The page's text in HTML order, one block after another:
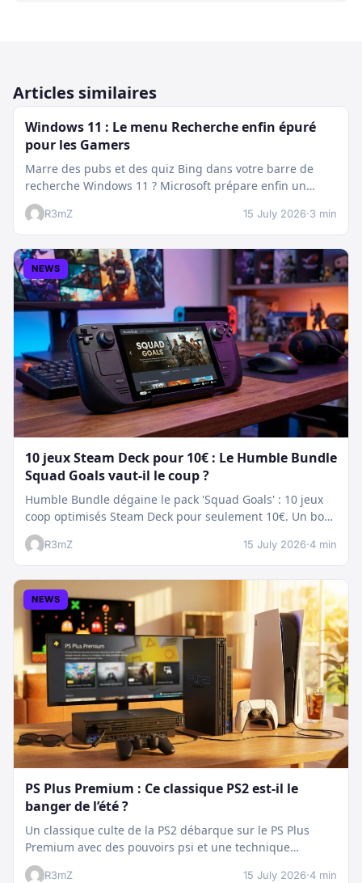
Articles similaires
Windows 11 : Le menu Recherche enfin épuré
pour les Gamers
Marre des pubs et des quiz Bing dans votre barre de
recherche Windows 11 ? Microsoft prépare enfin un
nettoyage…
R3mZ 15 July 2026·3 min
NEWS
10 jeux Steam Deck pour 10€ : Le Humble Bundle
Squad Goals vaut-il le coup ?
Humble Bundle dégaine le pack 'Squad Goals' : 10 jeux
coop optimisés Steam Deck pour seulement 10€. Un bon
plan…
R3mZ 15 July 2026·4 min
NEWS
PS Plus Premium : Ce classique PS2 est-il le
banger de l’été ?
Un classique culte de la PS2 débarque sur le PS Plus
Premium avec des pouvoirs psi et une technique
boostée.…
R3mZ 15 July 2026·4 min